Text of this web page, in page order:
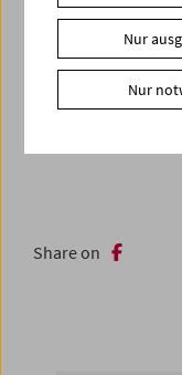
Endlich wieder
Höhepunkte
Share on
Nur
Nur